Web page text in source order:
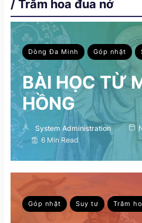
/ Trăm hoa đua nở
Dòng Đa Minh Góp nhặt
BÀI HỌC TỪ
HỒNG
System Administration
6 Min Read
Góp nhặt Suy tư Trăm